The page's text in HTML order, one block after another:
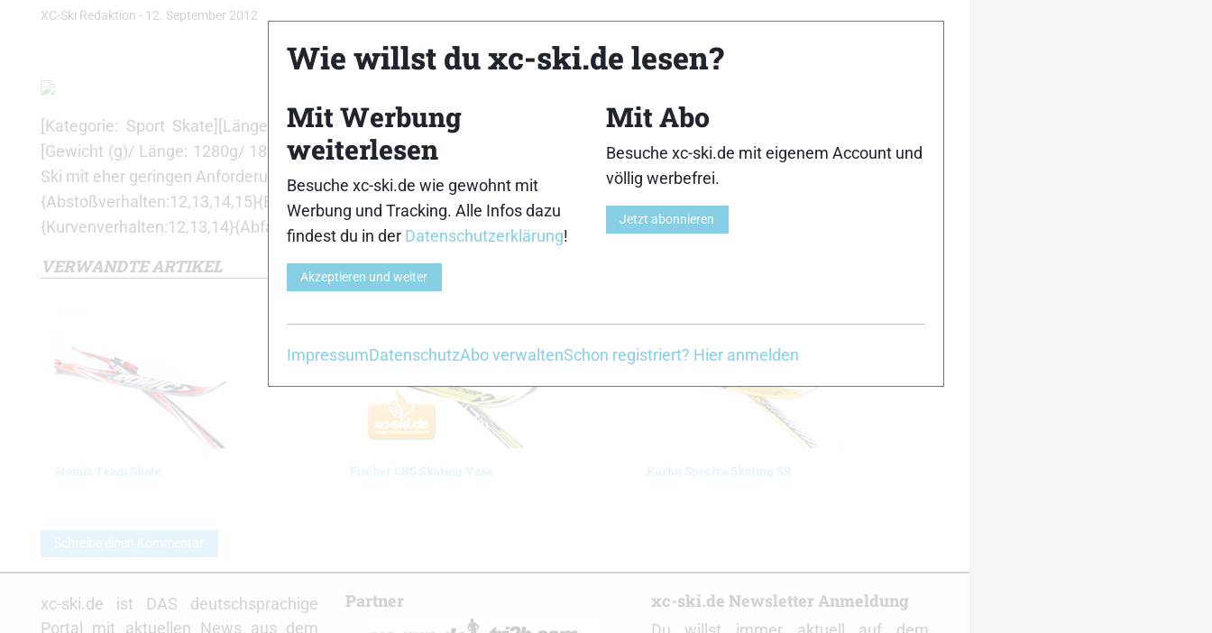
XC-Ski Redaktion - 12. September 2012
[Kategorie: Sport Skate][Länge (cm): 180][Lieferbare Längen (cm): 160/170/180/190][Breite v/m/h (mm): 40/44/43/43]
[Gewicht (g)/ Länge: 1280g/ 180cm][Empf. VK (Euro): 199,95 €][Charakteristik: Bezüglich aller Kriterien sehr gut bewerteter
Ski mit eher geringen Anforderungen an Kraft und Technik.]
{Abstoßverhalten:12,13,14,15}{Einschubverhalten:12,13,14}{Gleitfähigkeit:12,13,14}{Führung:12,13,14}{Handling:12,13,14}
{Kurvenverhalten:12,13,14}{Abfahrtsverhalten:12,13,14}
VERWANDTE ARTIKEL
Atomic Team Skate Fischer CRS Skating Vasa Karhu Spectra Skating SR
Schreibe einen Kommentar
xc-ski.de ist DAS deutschsprachige
Portal mit aktuellen News aus dem
Partner xc-ski.de Newsletter Anmeldung
Wie willst du xc-ski.de lesen?
Mit Werbung
weiterlesen
Besuche xc-ski.de wie gewohnt mit
Werbung und Tracking. Alle Infos dazu
findest du in der Datenschutzerklärung!
Akzeptieren und weiter
Mit Abo
Besuche xc-ski.de mit eigenem Account und
völlig werbefrei.
Jetzt abonnieren
ImpressumDatenschutzAbo verwaltenSchon registriert? Hier anmelden